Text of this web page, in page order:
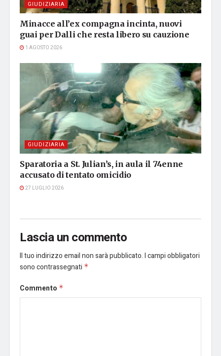
GIUDIZIARIA
Minacce all’ex compagna incinta, nuovi
guai per Dalli che resta libero su cauzione
1 AGOSTO 2026
GIUDIZIARIA
Sparatoria a St. Julian’s, in aula il 74enne
accusato di tentato omicidio
27 LUGLIO 2026
Lascia un commento
Il tuo indirizzo email non sarà pubblicato.I campi obbligatori
sono contrassegnati *
Commento *